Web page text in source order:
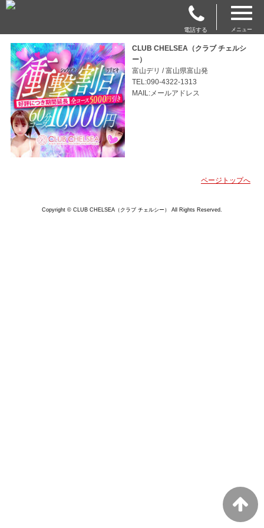
電話する メニュー
CLUB CHELSEA（クラブ チェルシ
ー）
富山デリ / 富山県富山発
TEL:090-4322-1313
MAIL:メールアドレス
ページトップへ
Copyright © CLUB CHELSEA（クラブ チェルシー） All Rights Reserved.